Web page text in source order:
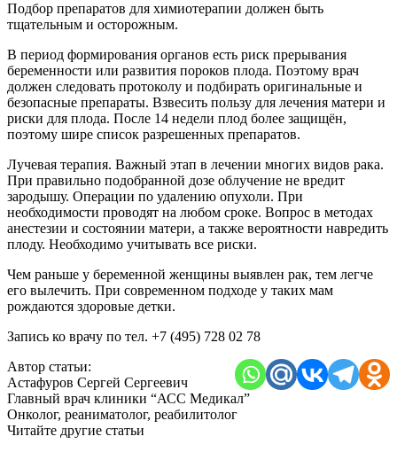
Подбор препаратов для химиотерапии должен быть
тщательным и осторожным.
В период формирования органов есть риск прерывания
беременности или развития пороков плода. Поэтому врач
должен следовать протоколу и подбирать оригинальные и
безопасные препараты. Взвесить пользу для лечения матери и
риски для плода. После 14 недели плод более защищён,
поэтому шире список разрешенных препаратов.
Лучевая терапия. Важный этап в лечении многих видов рака.
При правильно подобранной дозе облучение не вредит
зародышу. Операции по удалению опухоли. При
необходимости проводят на любом сроке. Вопрос в методах
анестезии и состоянии матери, а также вероятности навредить
плоду. Необходимо учитывать все риски.
Чем раньше у беременной женщины выявлен рак, тем легче
его вылечить. При современном подходе у таких мам
рождаются здоровые детки.
Запись ко врачу по тел. +7 (495) 728 02 78
Автор статьи:
Астафуров Сергей Сергеевич
Главный врач клиники “АСС Медикал”
Онколог, реаниматолог, реабилитолог
Читайте другие статьи